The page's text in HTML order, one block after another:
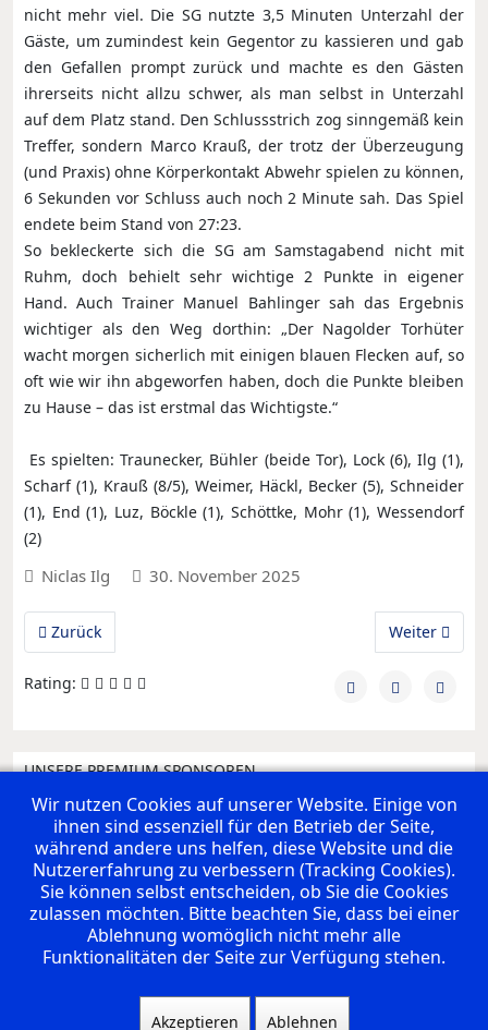
nicht mehr viel. Die SG nutzte 3,5 Minuten Unterzahl der
Gäste, um zumindest kein Gegentor zu kassieren und gab
den Gefallen prompt zurück und machte es den Gästen
ihrerseits nicht allzu schwer, als man selbst in Unterzahl
auf dem Platz stand. Den Schlussstrich zog sinngemäß kein
Treffer, sondern Marco Krauß, der trotz der Überzeugung
(und Praxis) ohne Körperkontakt Abwehr spielen zu können,
6 Sekunden vor Schluss auch noch 2 Minute sah. Das Spiel
endete beim Stand von 27:23.
So bekleckerte sich die SG am Samstagabend nicht mit
Ruhm, doch behielt sehr wichtige 2 Punkte in eigener
Hand. Auch Trainer Manuel Bahlinger sah das Ergebnis
wichtiger als den Weg dorthin: „Der Nagolder Torhüter
wacht morgen sicherlich mit einigen blauen Flecken auf, so
oft wie wir ihn abgeworfen haben, doch die Punkte bleiben
zu Hause – das ist erstmal das Wichtigste.“
Es spielten: Traunecker, Bühler (beide Tor), Lock (6), Ilg (1),
Scharf (1), Krauß (8/5), Weimer, Häckl, Becker (5), Schneider
(1), End (1), Luz, Böckle (1), Schöttke, Mohr (1), Wessendorf
(2)
Niclas Ilg 30. November 2025
Vorheriger Beitrag: M1: Letzter Auftritt vor der
Zurück Nächster
Weiter
Rating:
UNSERE PREMIUM SPONSOREN
Wir nutzen Cookies auf unserer Website. Einige von
ihnen sind essenziell für den Betrieb der Seite,
während andere uns helfen, diese Website und die
Nutzererfahrung zu verbessern (Tracking Cookies).
Sie können selbst entscheiden, ob Sie die Cookies
zulassen möchten. Bitte beachten Sie, dass bei einer
Ablehnung womöglich nicht mehr alle
Funktionalitäten der Seite zur Verfügung stehen.
Akzeptieren Ablehnen